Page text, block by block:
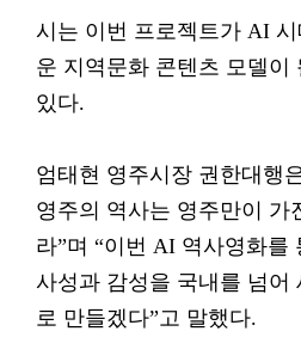
시는 이번 프로젝트가 AI
운 지역문화 콘텐츠 모델이
있다.
엄태현 영주시장 권한대행
영주의 역사는 영주만이 가
라”며 “이번 AI 역사영화를
사성과 감성을 국내를 넘어
로 만들겠다”고 말했다.